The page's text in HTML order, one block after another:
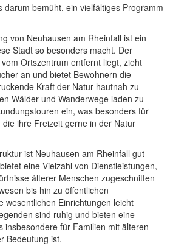
darum bemüht, ein vielfältiges Programm
von Neuhausen am Rheinfall ist ein
Stadt so besonders macht. Der
Ortszentrum entfernt liegt, zieht
an und bietet Bewohnern die
Kraft der Natur hautnah zu
Wälder und Wanderwege laden zu
ein, was besonders für
ihre Freizeit gerne in der Natur
ist Neuhausen am Rheinfall gut
eine Vielzahl von Dienstleistungen,
älterer Menschen zugeschnitten
bis hin zu öffentlichen
wesentlichen Einrichtungen leicht
sind ruhig und bieten eine
insbesondere für Familien mit älteren
Bedeutung ist.